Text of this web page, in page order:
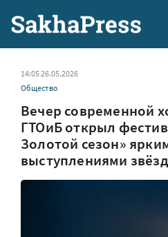
14:05 26.05.2026
Общество
Вечер современной
ГТОиБ открыл
Золотой сезон»
выступлениями